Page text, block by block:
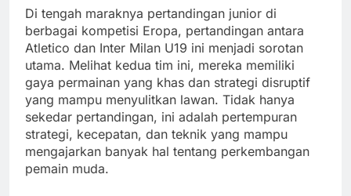
Di tengah maraknya pertandingan junior di
berbagai kompetisi Eropa, pertandingan antara
Atletico dan Inter Milan U19 ini menjadi sorotan
utama. Melihat kedua tim ini, mereka memiliki
gaya permainan yang khas dan strategi disruptif
yang mampu menyulitkan lawan. Tidak hanya
sekedar pertandingan, ini adalah pertempuran
strategi, kecepatan, dan teknik yang mampu
mengajarkan banyak hal tentang perkembangan
pemain muda.